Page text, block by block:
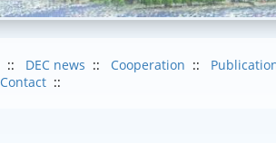
:: DEC news :: Cooperation ::
Contact ::